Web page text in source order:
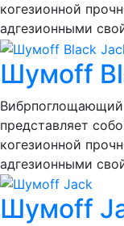
когезионной
адгезионными
Шумоff
представляет
когезионной
адгезионными
Шумоff